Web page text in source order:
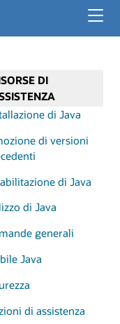
DI
di Java
di versioni
di Java
di Java
generali
Java
di assistenza